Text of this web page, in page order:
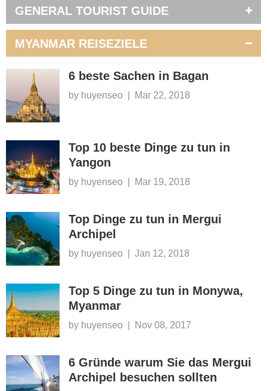
GENERAL TOURIST GUIDE
MYANMAR REISEZIELE
6 beste Sachen in Bagan
by huyenseo Mar 22, 2018
Top 10 beste Dinge zu tun in
Yangon
by huyenseo Mar 19, 2018
Top Dinge zu tun in Mergui
Archipel
by huyenseo Jan 12, 2018
Top 5 Dinge zu tun in Monywa,
Myanmar
by huyenseo Nov 08, 2017
6 Gründe warum Sie das Mergui
Archipel besuchen sollten